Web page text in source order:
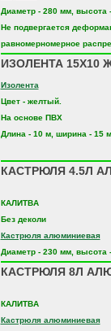
Диаметр - 280 мм, высота
Не подвергается
равномерномерное
ИЗОЛЕНТА 15Х10
Изолента
Цвет - желтый.
На основе ПВХ
Длина - 10 м, ширина - 15
КАСТРЮЛЯ 4.5Л
КАЛИТВА
Без деколи
Кастрюля алюминиевая
Диаметр - 230 мм, высота
КАСТРЮЛЯ 8Л
КАЛИТВА
Кастрюля алюминиевая